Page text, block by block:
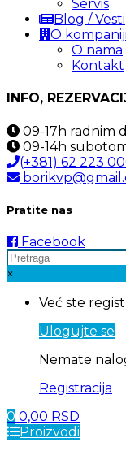
Servis
Blog / Vesti
O kompaniji
O nama
Kontakt
INFO,
09-17h radnim
09-14h
(+381) 62 223
Pratite nas
Facebook
×
Već ste
Ulogujte se
Nemate
Registracija
0 0,00 RSD
Proizvodi